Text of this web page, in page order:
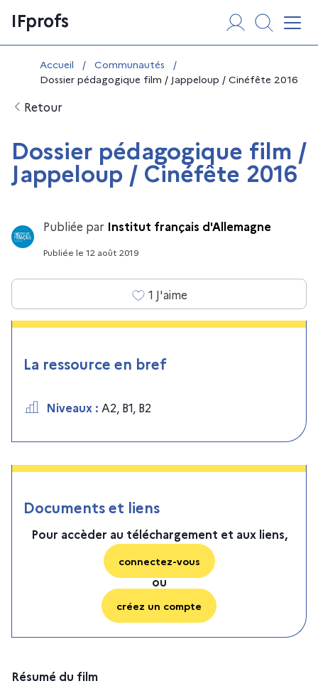
au
contenu
IFprofs
Vous êtes ici :
Accueil / Communautés
/
Dossier pédagogique film / Jappeloup / Cinéfête 2016
Retour
Dossier pédagogique film /
Jappeloup / Cinéfête 2016
Publiée par Institut français d'Allemagne
Publiée le 12 août 2019
1 J'aime
La ressource en bref
Niveaux : A2, B1, B2
Documents et liens
Pour accèder au téléchargement et aux liens,
connectez-vous
ou
créez un compte
Résumé du film